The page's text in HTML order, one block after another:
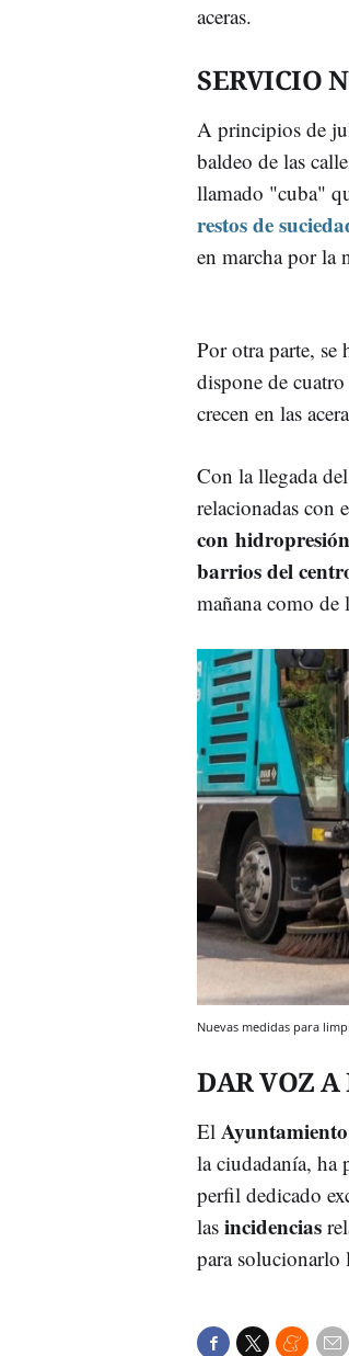
aceras.
SERVICIO
A principios de
baldeo de las
llamado "cuba"
restos de
en marcha por la
Por otra parte, se
dispone de
crecen en las
Con la llegada
relacionadas con
con hidropresión
barrios del
mañana como de
Nuevas medidas para
DAR VOZ
El
la ciudadanía, ha
perfil dedicado
las incidencias
para solucionarlo